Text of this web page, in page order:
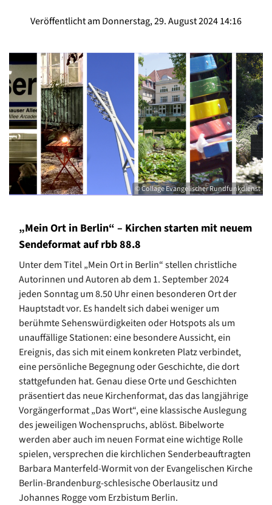
Veröffentlicht am Donnerstag, 29. August 2024 14:16
© Collage Evangelischer Rundfunkdienst
„Mein Ort in Berlin“ – Kirchen starten mit neuem
Sendeformat auf rbb 88.8
Unter dem Titel „Mein Ort in Berlin“ stellen christliche
Autorinnen und Autoren ab dem 1. September 2024
jeden Sonntag um 8.50 Uhr einen besonderen Ort der
Hauptstadt vor. Es handelt sich dabei weniger um
berühmte Sehenswürdigkeiten oder Hotspots als um
unauffällige Stationen: eine besondere Aussicht, ein
Ereignis, das sich mit einem konkreten Platz verbindet,
eine persönliche Begegnung oder Geschichte, die dort
stattgefunden hat. Genau diese Orte und Geschichten
präsentiert das neue Kirchenformat, das das langjährige
Vorgängerformat „Das Wort“, eine klassische Auslegung
des jeweiligen Wochenspruchs, ablöst. Bibelworte
werden aber auch im neuen Format eine wichtige Rolle
spielen, versprechen die kirchlichen Senderbeauftragten
Barbara Manterfeld-Wormit von der Evangelischen Kirche
Berlin-Brandenburg-schlesische Oberlausitz und
Johannes Rogge vom Erzbistum Berlin.